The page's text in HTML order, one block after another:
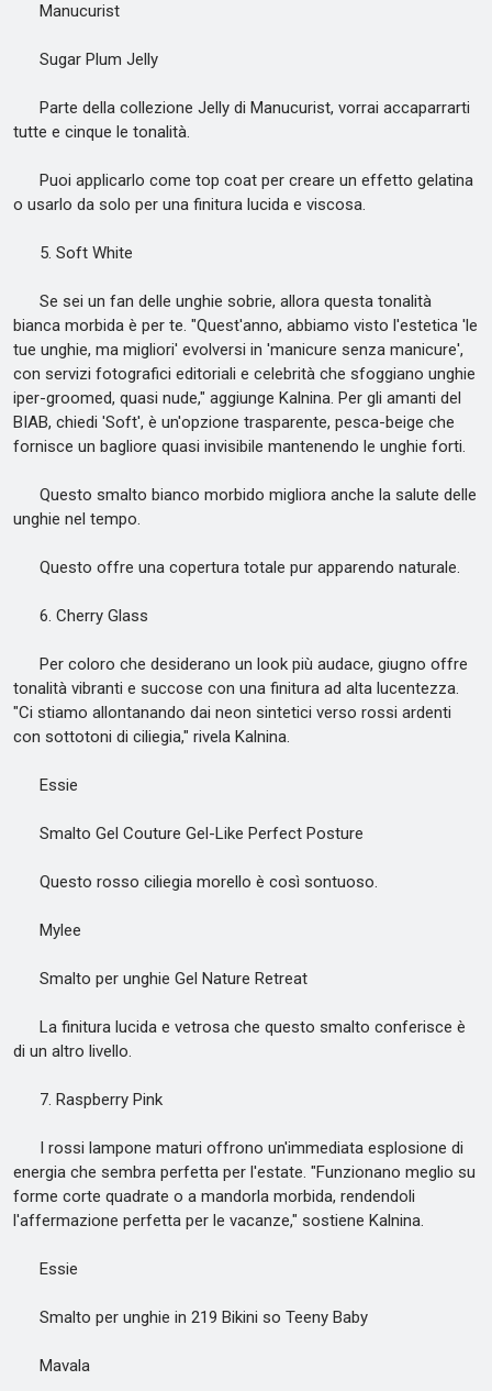
Manucurist
Sugar Plum Jelly
Parte della collezione Jelly di Manucurist, vorrai accaparrarti
tutte e cinque le tonalità.
Puoi applicarlo come top coat per creare un effetto gelatina
o usarlo da solo per una finitura lucida e viscosa.
5. Soft White
Se sei un fan delle unghie sobrie, allora questa tonalità
bianca morbida è per te. "Quest'anno, abbiamo visto l'estetica 'le
tue unghie, ma migliori' evolversi in 'manicure senza manicure',
con servizi fotografici editoriali e celebrità che sfoggiano unghie
iper-groomed, quasi nude," aggiunge Kalnina. Per gli amanti del
BIAB, chiedi 'Soft', è un'opzione trasparente, pesca-beige che
fornisce un bagliore quasi invisibile mantenendo le unghie forti.
Questo smalto bianco morbido migliora anche la salute delle
unghie nel tempo.
Questo offre una copertura totale pur apparendo naturale.
6. Cherry Glass
Per coloro che desiderano un look più audace, giugno offre
tonalità vibranti e succose con una finitura ad alta lucentezza.
"Ci stiamo allontanando dai neon sintetici verso rossi ardenti
con sottotoni di ciliegia," rivela Kalnina.
Essie
Smalto Gel Couture Gel-Like Perfect Posture
Questo rosso ciliegia morello è così sontuoso.
Mylee
Smalto per unghie Gel Nature Retreat
La finitura lucida e vetrosa che questo smalto conferisce è
di un altro livello.
7. Raspberry Pink
I rossi lampone maturi offrono un'immediata esplosione di
energia che sembra perfetta per l'estate. "Funzionano meglio su
forme corte quadrate o a mandorla morbida, rendendoli
l'affermazione perfetta per le vacanze," sostiene Kalnina.
Essie
Smalto per unghie in 219 Bikini so Teeny Baby
Mavala